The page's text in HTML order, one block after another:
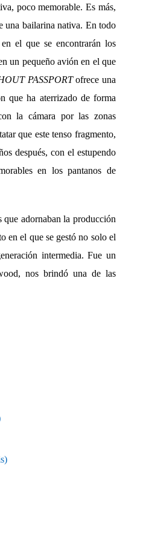
poco memorable. Es más,
una bailarina nativa. En todo
el que se encontrarán los
un pequeño avión en el que
PASSPORTofrece una
que ha aterrizado de forma
la cámara por las zonas
que este tenso fragmento,
después, con el estupendo
en los pantanos de
que adornaban la producción
en el que se gestó no solo el
intermedia. Fue un
nos brindó una de las